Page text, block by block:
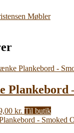
Møbler
Plankebord
kr. Den
aktuelle
Til butik